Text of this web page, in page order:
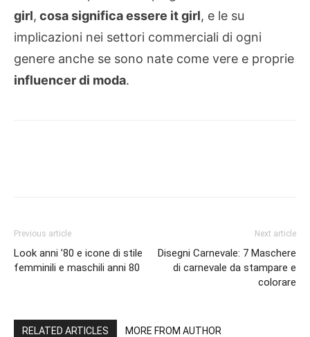
girl, cosa significa essere it girl, e le su
implicazioni nei settori commerciali di ogni
genere anche se sono nate come vere e proprie
influencer di moda.
Previous article
Look anni ’80 e icone di stile
femminili e maschili anni 80
Next article
Disegni Carnevale: 7 Maschere
di carnevale da stampare e
colorare
RELATED ARTICLES MORE FROM AUTHOR